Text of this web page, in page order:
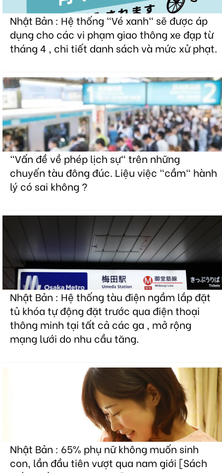
Nhật Bản : Hệ thống "Vé xanh" sẽ được áp
dụng cho các vi phạm giao thông xe đạp từ
tháng 4 , chi tiết danh sách và mức xử phạt.
"Vấn đề về phép lịch sự" trên những
chuyến tàu đông đúc. Liệu việc "cầm" hành
lý có sai không ?
Nhật Bản : Hệ thống tàu điện ngầm lắp đặt
tủ khóa tự động đặt trước qua điện thoại
thông minh tại tất cả các ga , mở rộng
mạng lưới do nhu cầu tăng.
Nhật Bản : 65% phụ nữ không muốn sinh
con, lần đầu tiên vượt qua nam giới [Sách